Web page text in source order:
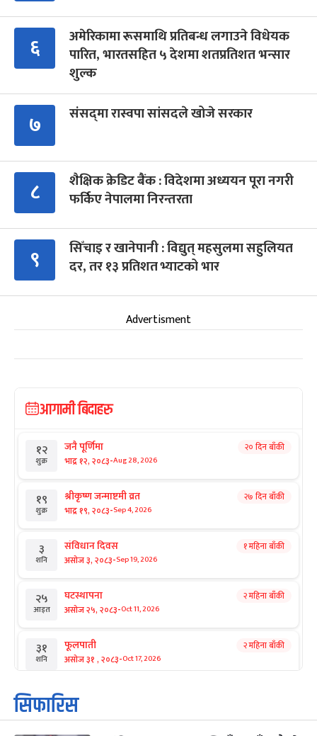
६
अमेरिकामा रूसमाथि प्रतिबन्ध लगाउने विधेयक
पारित, भारतसहित ५ देशमा शतप्रतिशत भन्सार
शुल्क
७ संसद्‍मा रास्वपा सांसदले खोजे सरकार
८
शैक्षिक क्रेडिट बैंक : विदेशमा अध्ययन पूरा नगरी
फर्किए नेपालमा निरन्तरता
९
सिँचाइ र खानेपानी : विद्युत् महसुलमा सहुलियत
दर, तर १३ प्रतिशत भ्याटको भार
Advertisment
आगामी बिदाहरु
१२
शुक्र
जनै पूर्णिमा
भाद्र १२, २०८३-Aug 28, 2026
२० दिन बाँकी
१९
शुक्र
श्रीकृष्ण जन्माष्टमी व्रत
भाद्र १९, २०८३-Sep 4, 2026
२७ दिन बाँकी
३
शनि
संविधान दिवस
असोज ३, २०८३-Sep 19, 2026
१ महिना बाँकी
२५
आइत
घटस्थापना
असोज २५, २०८३-Oct 11, 2026
२ महिना बाँकी
३१
शनि
फूलपाती
असोज ३१ , २०८३-Oct 17, 2026
२ महिना बाँकी
१
आइत
कार्तिक सङ्क्रान्ति
कार्तिक १, २०८३
सिफारिस